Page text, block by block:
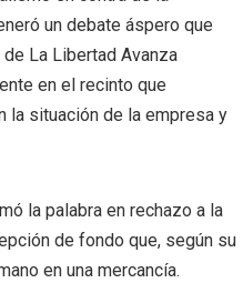
un debate áspero que
La Libertad Avanza
en el recinto que
la situación de la empresa y
la palabra en rechazo a la
de fondo que, según su
en una mercancía.